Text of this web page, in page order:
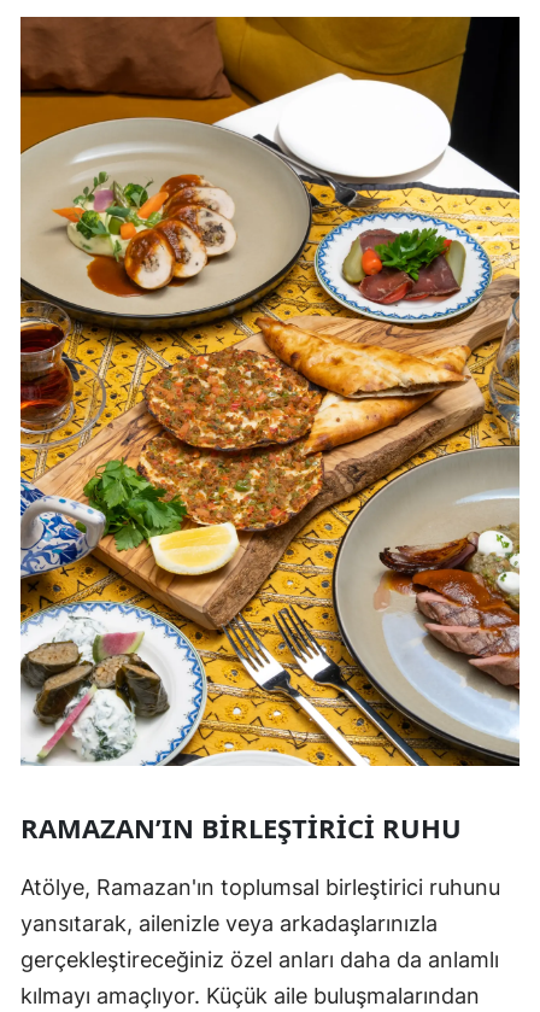
RAMAZAN’IN BIRLEŞTIRICI RUHU
Atölye, Ramazan'ın toplumsal birleştirici ruhunu
yansıtarak, ailenizle veya arkadaşlarınızla
gerçekleştireceğiniz özel anları daha da anlamlı
kılmayı amaçlıyor. Küçük aile buluşmalarından